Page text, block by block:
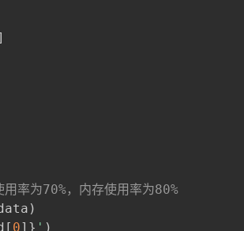
率为70%，内存使用率为80%
)
[ 0] } ' )